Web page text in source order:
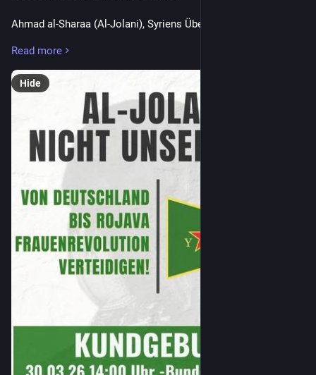
Ahmad al-Sharaa (Al-Jolani), Syriens Übergangspräsident, soll
Diese Entscheidung ist kein Zufall, sie ist ein politisches
Signal.
Während in Deutschland Abschiebungen verschärft werden,
wird ein Akteur mit einer gewaltgeprägten Vergangenheit
politisch aufgewertet.
Seine Verantwortung für Massaker, Feminizide und
Unterdrückung darf nicht ignoriert werden.
Wir sagen klar; Keine Normalisierung von Gewalt und
autoritären Strukturen!
Gleichzeitig steigen auch hierzulande die Zahlen von Gewalt
Systeme – auch in Rojava, wo autonome Frauenstrukturen
Read more
Hide